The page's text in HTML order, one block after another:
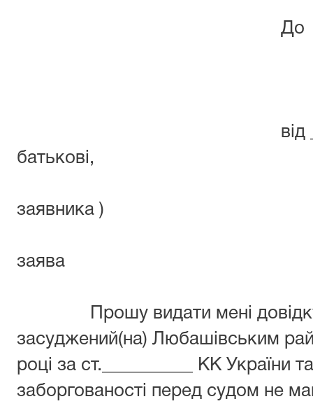
До
від
заявника )
заява
Прошу видати мені довідку
засуджений(на) Любашівським
році за ст.__________ КК України
заборгованості перед судом не